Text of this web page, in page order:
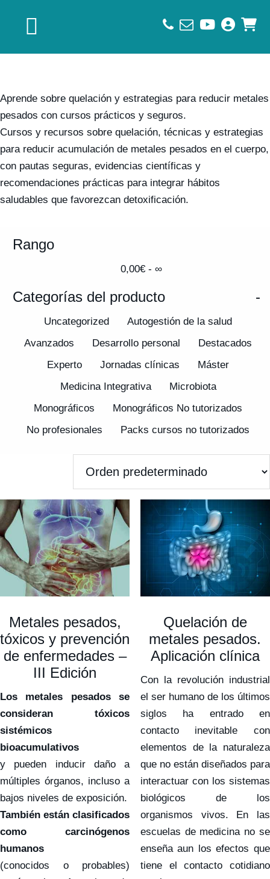
Aprende sobre quelación y estrategias para reducir metales
pesados con cursos prácticos y seguros.
Cursos y recursos sobre quelación, técnicas y estrategias
para reducir acumulación de metales pesados en el cuerpo,
con pautas seguras, evidencias científicas y
recomendaciones prácticas para integrar hábitos
saludables que favorezcan detoxificación.
Rango
0,00€- ∞
Categorías del producto -
Uncategorized
Autogestión de la salud
Avanzados
Desarrollo personal
Destacados
Experto
Jornadas clínicas
Máster
Medicina Integrativa
Microbiota
Monográficos
Monográficos No tutorizados
No profesionales
Packs cursos no tutorizados
Pagos
Promociones Sintergética
Metales pesados,
tóxicos y prevención
de enfermedades –
III Edición
Los metales pesados se
consideran tóxicos
sistémicos
bioacumulativos
y pueden inducir daño a
múltiples órganos, incluso a
bajos niveles de exposición.
También están clasificados
como carcinógenos
humanos
(conocidos o probables)
Quelación de
metales pesados.
Aplicación clínica
Con la revolución industrial
el ser humano de los últimos
siglos ha entrado en
contacto inevitable con
elementos de la naturaleza
que no están diseñados para
interactuar con los sistemas
biológicos de los
organismos vivos. En las
escuelas de medicina no se
enseña aun los efectos que
tiene el contacto cotidiano